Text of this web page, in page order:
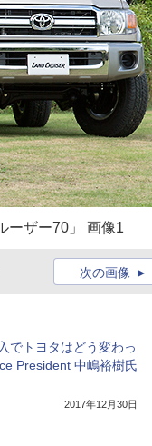
ーザー70」 画像1
次の画像
でトヨタはどう変わっ
President 中嶋裕樹氏
2017年12月30日